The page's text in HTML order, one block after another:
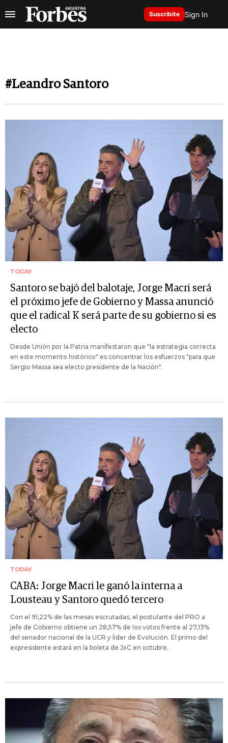
Suscribite Sign In
#Leandro Santoro
TODAY
Santoro se bajó del balotaje, Jorge Macri será
el próximo jefe de Gobierno y Massa anunció
que el radical K será parte de su gobierno si es
electo
Desde Unión por la Patria manifestaron que "la estrategia correcta
en este momento histórico" es concentrar los esfuerzos "para que
Sergio Massa sea electo presidente de la Nación".
TODAY
CABA: Jorge Macri le ganó la interna a
Lousteau y Santoro quedó tercero
Con el 91,22% de las mesas escrutadas, el postulante del PRO a
jefe de Gobierno obtiene un 28,57% de los votos frente al 27,13%
del senador nacional de la UCR y líder de Evolución. El primo del
expresidente estará en la boleta de JxC en octubre.